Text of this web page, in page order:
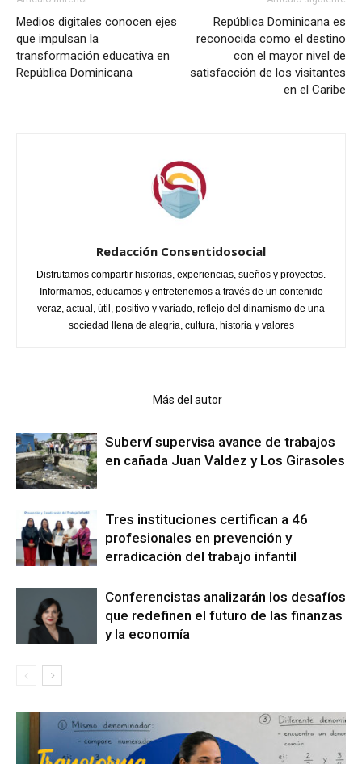
Medios digitales conocen ejes
que impulsan la
transformación educativa en
República Dominicana
República Dominicana es
reconocida como el destino
con el mayor nivel de
satisfacción de los visitantes
en el Caribe
Redacción Consentidosocial
Disfrutamos compartir historias, experiencias, sueños y proyectos.
Informamos, educamos y entretenemos a través de un contenido
veraz, actual, útil, positivo y variado, reflejo del dinamismo de una
sociedad llena de alegría, cultura, historia y valores
Más del autor
Suberví supervisa avance de trabajos
en cañada Juan Valdez y Los Girasoles
Tres instituciones certifican a 46
profesionales en prevención y
erradicación del trabajo infantil
Conferencistas analizarán los desafíos
que redefinen el futuro de las finanzas
y la economía